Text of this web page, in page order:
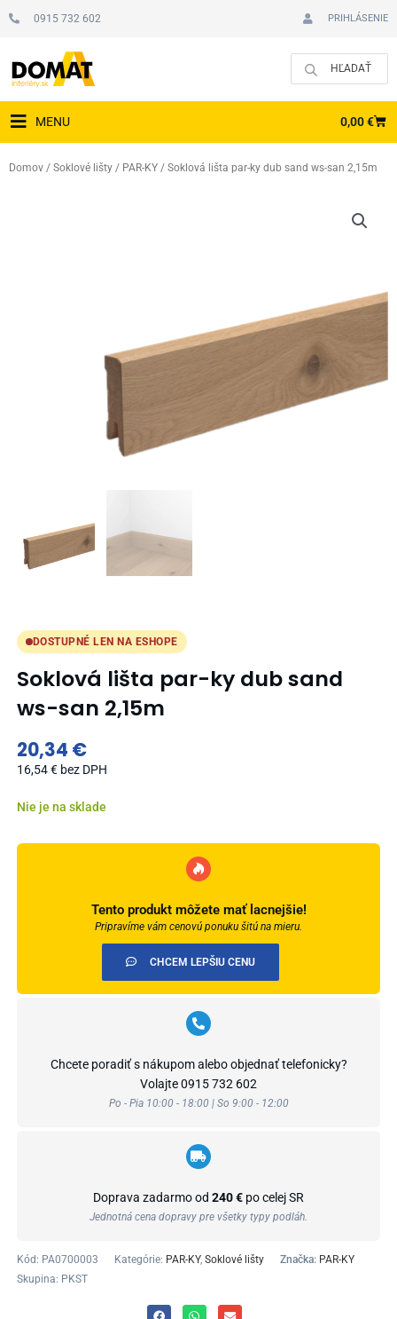
0915 732 602 PRIHLÁSENIE
MENU 0,00€
Domov / Soklové lišty / PAR-KY / Soklová lišta par-ky dub sand ws-san 2,15m
DOSTUPNÉ LEN NA ESHOPE
Soklová lišta par-ky dub sand
ws-san 2,15m
20,34 €
16,54€ bez DPH
Nie je na sklade
Tento produkt môžete mať lacnejšie!
Pripravíme vám cenovú ponuku šitú na mieru.
CHCEM LEPŠIU CENU
Chcete poradiť s nákupom alebo objednať telefonicky?
Volajte0915 732 602
Po - Pia 10:00 - 18:00 | So 9:00 - 12:00
Doprava zadarmo od 240 € po celej SR
Jednotná cena dopravy pre všetky typy podláh.
Kód: PA0700003 Kategórie: PAR-KY, Soklové lišty Značka: PAR-KY
Skupina: PKST